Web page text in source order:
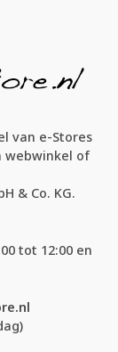
van e-Stores
webwinkel of
& Co. KG.
tot 12:00 en